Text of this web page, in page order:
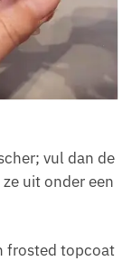
vul dan de
uit onder een
frosted topcoat